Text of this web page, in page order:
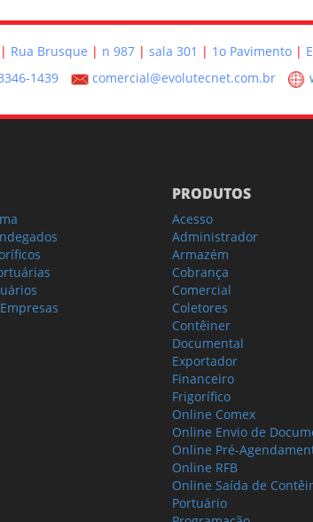
Rua Brusque n 987 sala 301 1o Pavimento
1439 comercial@evolutecnet.com.br
PRODUTOS
Acesso
Administrador
Armazém
Cobrança
Comercial
Coletores
Contêiner
Documental
Exportador
Financeiro
Frigorífico
Online Comex
Online Envio de
Online Pré-
Online RFB
Online Saída de
Portuário